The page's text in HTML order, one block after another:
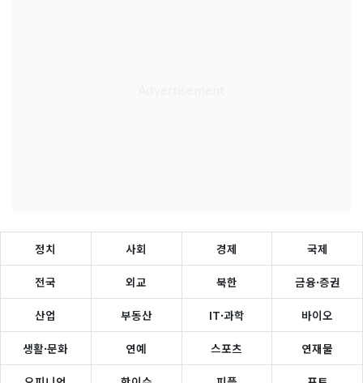
정치 사회 경제 국제
전국 외교 북한 금융·증권
산업 부동산 IT·과학 바이오
생활·문화 연예 스포츠 연재물